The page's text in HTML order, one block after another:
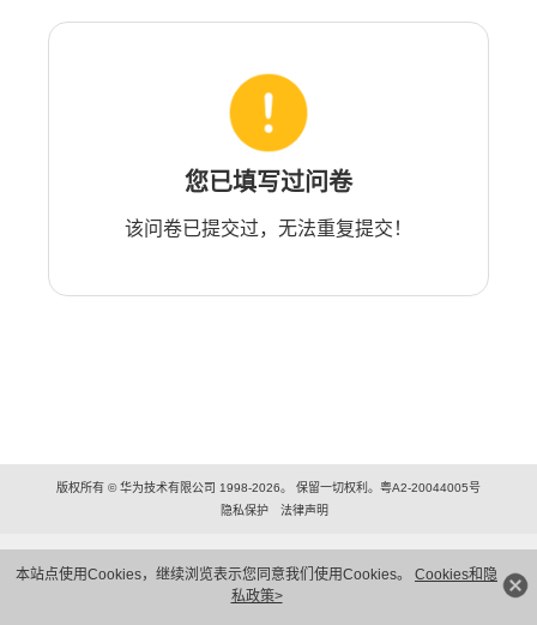
本站点使用Cookies，继续浏览表示您同意我们使用Cookies。 Cookies和隐
私政策>
您已填写过问卷
该问卷已提交过，无法重复提交！
版权所有 © 华为技术有限公司 1998-2026。 保留一切权利。粤A2-20044005号
隐私保护
法律声明